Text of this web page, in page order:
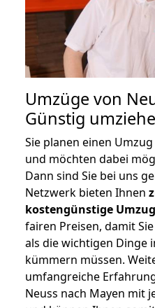
Umzüge von
Günstig
Sie planen einen
und möchten dabei
Dann sind Sie bei uns
Netzwerk bieten Ihnen
kostengünstige
fairen Preisen, damit
als die wichtigen Dinge
kümmern müssen.
umfangreiche
Neuss nach Mayen mit